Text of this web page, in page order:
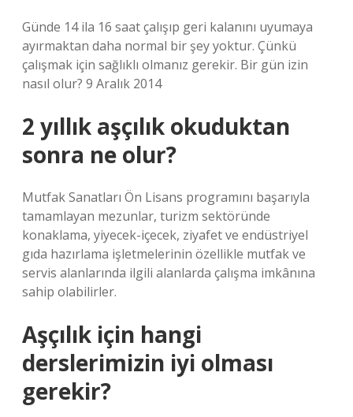
Günde 14 ila 16 saat çalışıp geri kalanını uyumaya
ayırmaktan daha normal bir şey yoktur. Çünkü
çalışmak için sağlıklı olmanız gerekir. Bir gün izin
nasıl olur? 9 Aralık 2014
2 yıllık aşçılık okuduktan
sonra ne olur?
Mutfak Sanatları Ön Lisans programını başarıyla
tamamlayan mezunlar, turizm sektöründe
konaklama, yiyecek-içecek, ziyafet ve endüstriyel
gıda hazırlama işletmelerinin özellikle mutfak ve
servis alanlarında ilgili alanlarda çalışma imkânına
sahip olabilirler.
Aşçılık için hangi
derslerimizin iyi olması
gerekir?